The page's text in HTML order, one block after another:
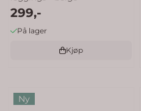
299,-
På lager
Kjøp
Ny